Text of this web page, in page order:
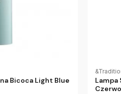
Bicoca Light Blue
Lampa